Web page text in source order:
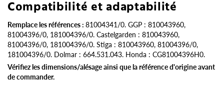
Compatibilité et adaptabilité
Remplace les références : 81004341/0. GGP : 810043960,
81004396/0, 181004396/0. Castelgarden : 810043960,
81004396/0, 181004396/0. Stiga : 810043960, 81004396/0,
181004396/0. Dolmar : 664.531.043. Honda : CG81004396H0.
Vérifiez les dimensions/alésage ainsi que la référence d'origine avant
de commander.